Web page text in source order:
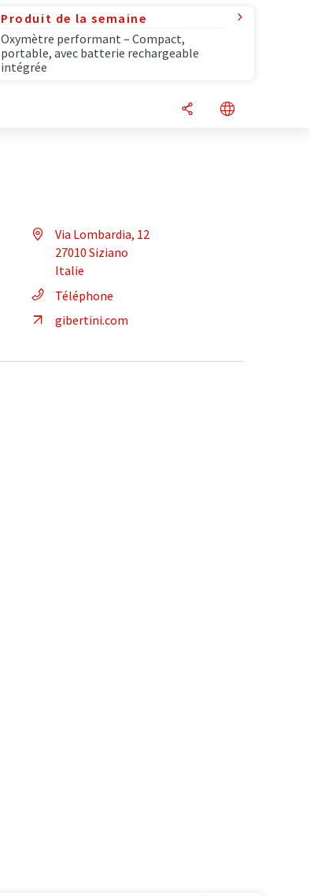
Produit de la semaine
Oxymètre performant – Compact,
portable, avec batterie rechargeable
intégrée
Via Lombardia, 12
27010 Siziano
Italie
Téléphone
gibertini.com